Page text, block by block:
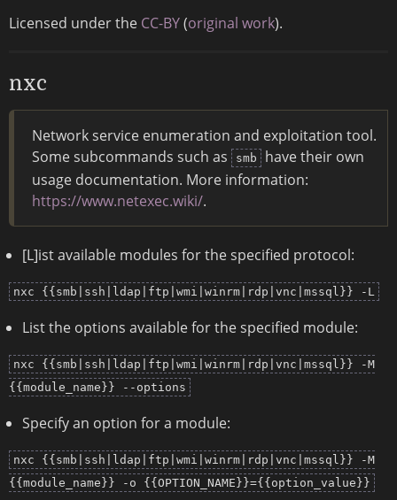
Licensed under the CC-BY(original work).
nxc
Network service enumeration and exploitation tool.
Some subcommands such as
smb
have their own
usage documentation. More information:
https://www.netexec.wiki/.
[L]ist available modules for the specified protocol:
nxc {{smb|ssh|ldap|ftp|wmi|winrm|rdp|vnc|mssql}} -L
List the options available for the specified module:
nxc {{smb|ssh|ldap|ftp|wmi|winrm|rdp|vnc|mssql}} -M
{{module_name}} --options
Specify an option for a module:
nxc {{smb|ssh|ldap|ftp|wmi|winrm|rdp|vnc|mssql}} -M
{{module_name}} -o {{OPTION_NAME}}={{option_value}}